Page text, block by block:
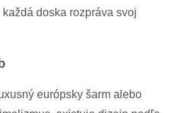
doska rozpráva svoj
európsky šarm alebo